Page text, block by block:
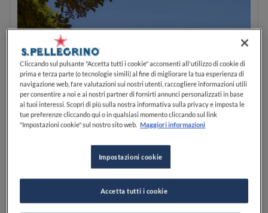
Dove mangiare nell’Oltrepò Pavese: i consigli
Cliccando sul pulsante "Accetta tutti i cookie" acconsenti all'utilizzo di cookie di
prima e terza parte (o tecnologie simili) al fine di migliorare la tua esperienza di
navigazione web, fare valutazioni sui nostri utenti, raccogliere informazioni utili
per consentire a noi e ai nostri partner di fornirti annunci personalizzati in base
ai tuoi interessi. Scopri di più sulla nostra informativa sulla privacy e imposta le
tue preferenze cliccando qui o in qualsiasi momento cliccando sul link
"Impostazioni cookie" sul nostro sito web. Maggiori informazioni
Impostazioni cookie
Accetta tutti i cookie